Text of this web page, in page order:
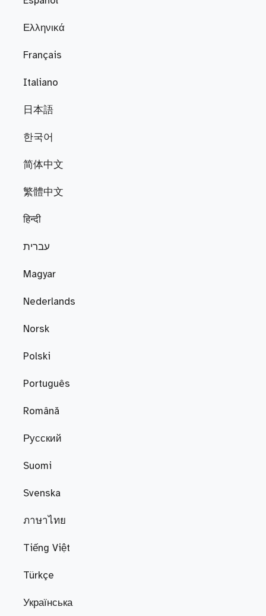
Ελληνικά
Français
Italiano
日本語
한국어
简体中文
繁體中文
हिन्दी
עברית
Magyar
Nederlands
Norsk
Polski
Português
Română
Русский
Suomi
Svenska
ภาษาไทย
Tiếng Việt
Türkçe
Українська